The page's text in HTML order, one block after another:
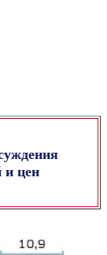
и цен